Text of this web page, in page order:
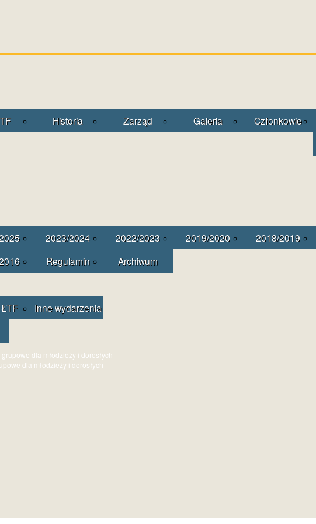
Historia Zarząd Galeria Członkowie
2023/2024 2022/2023 2019/2020 2018/2019
Regulamin
Archiwum
Inne wydarzenia
dla młodzieży i dorosłych